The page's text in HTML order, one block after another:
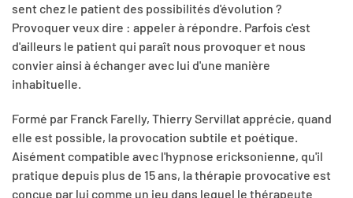
sent chez le patient des possibilités d'évolution ?
Provoquer veux dire : appeler à répondre. Parfois c'est
d'ailleurs le patient qui paraît nous provoquer et nous
convier ainsi à échanger avec lui d'une manière
inhabituelle.
Formé par Franck Farelly, Thierry Servillat apprécie, quand
elle est possible, la provocation subtile et poétique.
Aisément compatible avec l'hypnose ericksonienne, qu'il
pratique depuis plus de 15 ans, la thérapie provocative est
conçue par lui comme un jeu dans lequel le thérapeute